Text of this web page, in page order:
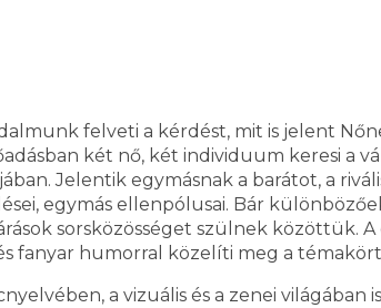
felveti a kérdést, mit is jelent
két nő, két individuum keresi a
Jelentik egymásnak a barátot, a
egymás ellenpólusai. Bár
sorsközösséget szülnek közöttük.
fanyar humorral közelíti meg a
a vizuális és a zenei világában